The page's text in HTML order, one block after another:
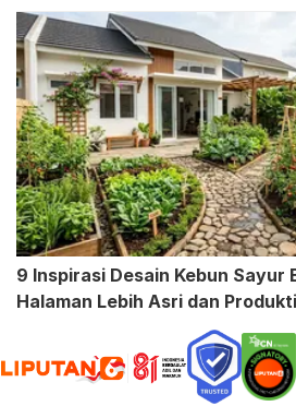
9 Inspirasi Desain Kebun Sayur
Halaman Lebih Asri dan